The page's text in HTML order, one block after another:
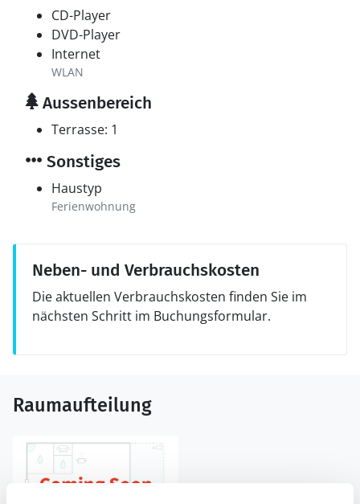
CD-Player
DVD-Player
Internet
WLAN
Aussenbereich
Terrasse: 1
Sonstiges
Haustyp
Ferienwohnung
Neben- und Verbrauchskosten
Die aktuellen Verbrauchskosten finden Sie im
nächsten Schritt im Buchungsformular.
Raumaufteilung